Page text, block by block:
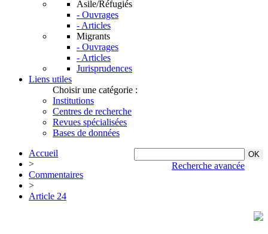
Asile/Réfugiés
- Ouvrages
- Articles
Migrants
- Ouvrages
- Articles
Jurisprudences
Liens utiles
Choisir une catégorie :
Institutions
Centres de recherche
Revues spécialisées
Bases de données
Recherche avancée
Accueil
>
Commentaires
>
Article 24